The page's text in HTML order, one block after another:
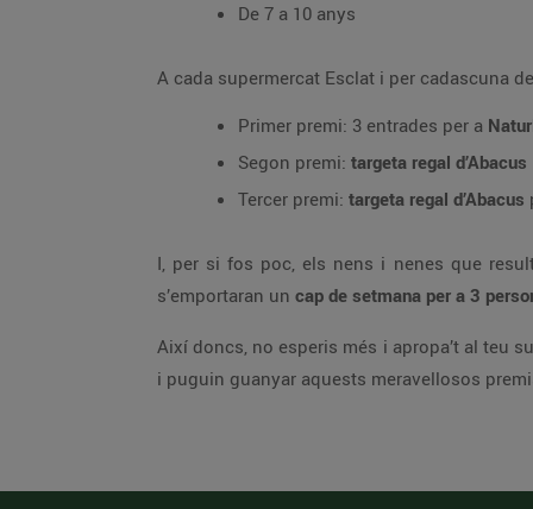
De 7 a 10 anys
A cada supermercat Esclat i per cadascuna
Primer premi: 3 entrades per a
Segon premi: targeta regal d’Abacus
Tercer premi: targeta regal d’Abacus
I, per si fos poc, els nens i nenes que
s’emportaran un cap de setmana per a 3
Així doncs, no esperis més i apropa’t al teu
i puguin guanyar aquests meravellosos